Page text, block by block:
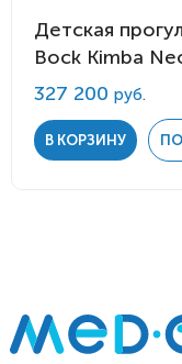
Детская
Bock Kimba
327 200 руб.
В КОРЗИНУ